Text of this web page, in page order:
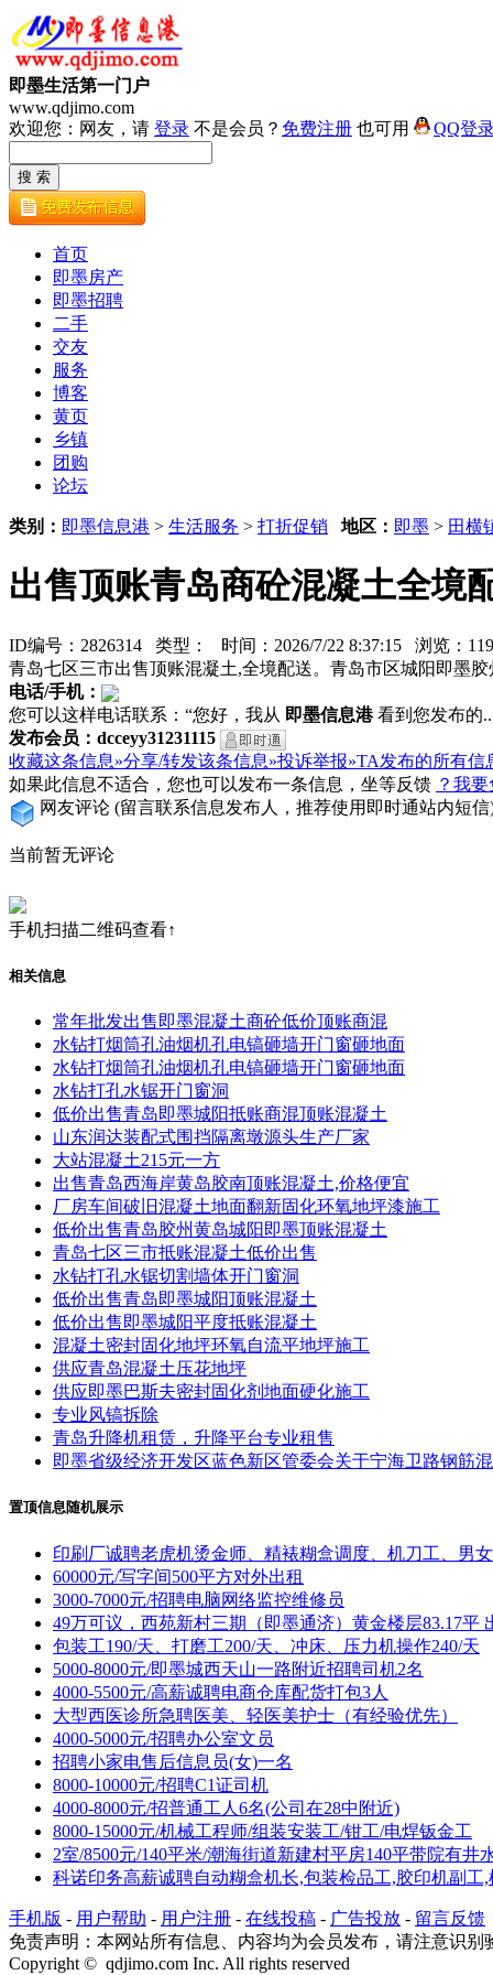
即墨生活第一门户
www.qdjimo.com
欢迎您：网友，请 登录 不是会员？ 免费注册 也可用 QQ登
首页
即墨房产
即墨招聘
二手
交友
服务
博客
黄页
乡镇
团购
论坛
类别： 即墨信息港 > 生活服务 > 打折促销 地区： 即墨 > 田横
出售顶账青岛商砼混凝土全境
ID编号：2826314 类型： 时间：2026/7/22 8:37:15 浏览：
青岛七区三市出售顶账混凝土,全境配送。青岛市区城阳即墨
电话/手机：
您可以这样电话联系：“您好，我从 即墨信息港看到您发布的
发布会员：dcceyy31231115
收藏这条信息»分享/转发该条信息»投诉举报»TA发布的所有信
如果此信息不适合，您也可以发布一条信息，坐等反馈 ？我
网友评论 (留言联系信息发布人，推荐使用即时通站内短信
当前暂无评论
手机扫描二维码查看↑
相关信息
常年批发出售即墨混凝土商砼低价顶账商混
水钻打烟筒孔油烟机孔电镐砸墙开门窗砸地面
水钻打烟筒孔油烟机孔电镐砸墙开门窗砸地面
水钻打孔水锯开门窗洞
低价出售青岛即墨城阳抵账商混顶账混凝土
山东润达装配式围挡隔离墩源头生产厂家
大站混凝土215元一方
出售青岛西海岸黄岛胶南顶账混凝土,价格便宜
厂房车间破旧混凝土地面翻新固化环氧地坪漆施工
低价出售青岛胶州黄岛城阳即墨顶账混凝土
青岛七区三市抵账混凝土低价出售
水钻打孔水锯切割墙体开门窗洞
低价出售青岛即墨城阳顶账混凝土
低价出售即墨城阳平度抵账混凝土
混凝土密封固化地坪环氧自流平地坪施工
供应青岛混凝土压花地坪
供应即墨巴斯夫密封固化剂地面硬化施工
专业风镐拆除
青岛升降机租赁，升降平台专业租售
即墨省级经济开发区蓝色新区管委会关于宁海卫路钢筋
置顶信息随机展示
印刷厂诚聘老虎机烫金师、精裱糊盒调度、机刀工、男
60000元/写字间500平方对外出租
3000-7000元/招聘电脑网络监控维修员
49万可议，西苑新村三期（即墨通济）黄金楼层83.17平
包装工190/天、打磨工200/天、冲床、压力机操作240/天
5000-8000元/即墨城西天山一路附近招聘司机2名
4000-5500元/高薪诚聘电商仓库配货打包3人
大型西医诊所急聘医美、轻医美护士（有经验优先）
4000-5000元/招聘办公室文员
招聘小家电售后信息员(女)一名
8000-10000元/招聘C1证司机
4000-8000元/招普通工人6名(公司在28中附近)
8000-15000元/机械工程师/组装安装工/钳工/电焊钣金工
2室/8500元/140平米/潮海街道新建村平房140平带院有井
科诺印务高薪诚聘自动糊盒机长,包装检品工,胶印机副工
手机版 - 用户帮助 - 用户注册 - 在线投稿 - 广告投放 - 留言反馈
免责声明：本网站所有信息、内容均为会员发布，请注意识
Copyright © qdjimo.com Inc. All rights reserved